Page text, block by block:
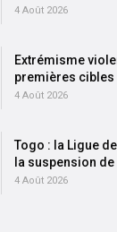
4 Août 2026
Extrémisme
premières
4 Août 2026
Togo : la Ligue
la suspension
4 Août 2026